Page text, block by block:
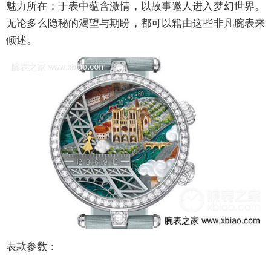
魅力所在：于表中蕴含激情，以故事邀人进入梦幻世界。
无论多么隐秘的渴望与期盼，都可以籍由这些非凡腕表来
倾述。
表款参数：